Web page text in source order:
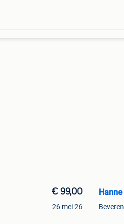
€ 99,00
26 mei 26
Hanne
Beveren